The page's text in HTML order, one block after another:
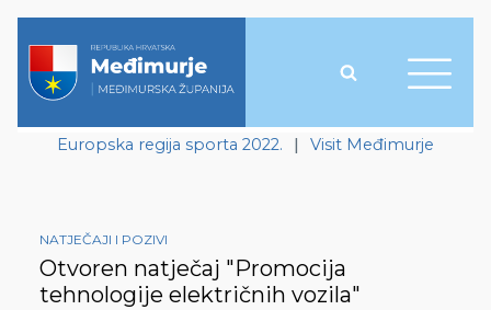
Europska regija sporta 2022. | Visit Međimurje
NATJEČAJI I POZIVI
Otvoren natječaj "Promocija
tehnologije električnih vozila"